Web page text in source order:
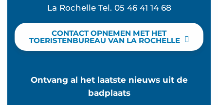
La Rochelle Tel. 05 46 41 14 68
CONTACT OPNEMEN MET HET
TOERISTENBUREAU VAN LA ROCHELLE
Ontvang al het laatste nieuws uit de
badplaats